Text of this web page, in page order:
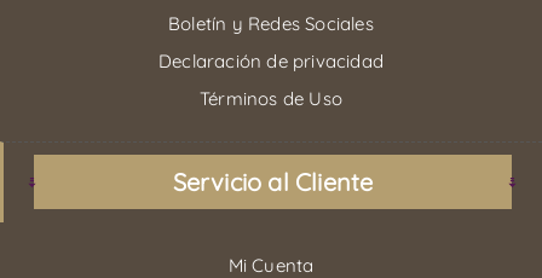
Boletín y Redes Sociales
Declaración de privacidad
Términos de Uso
Servicio al Cliente
Mi Cuenta